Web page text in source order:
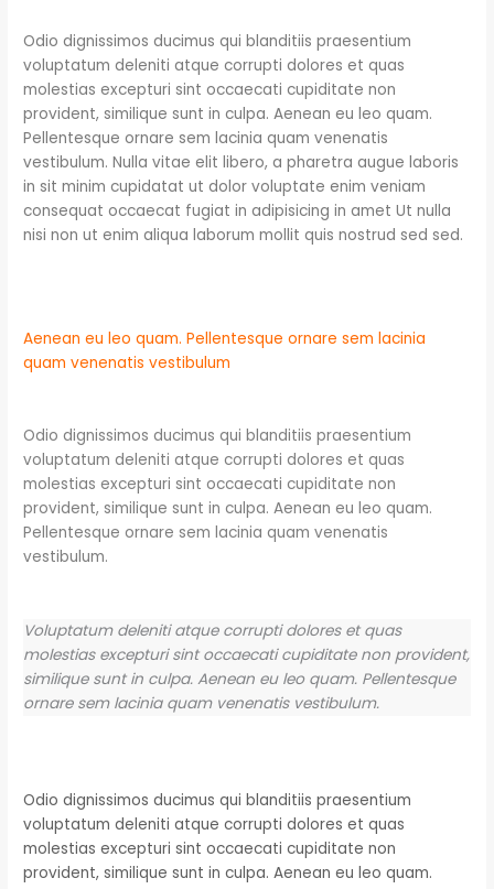
Odio dignissimos ducimus qui blanditiis praesentium
voluptatum deleniti atque corrupti dolores et quas
molestias excepturi sint occaecati cupiditate non
provident, similique sunt in culpa. Aenean eu leo quam.
Pellentesque ornare sem lacinia quam venenatis
vestibulum. Nulla vitae elit libero, a pharetra augue laboris
in sit minim cupidatat ut dolor voluptate enim veniam
consequat occaecat fugiat in adipisicing in amet Ut nulla
nisi non ut enim aliqua laborum mollit quis nostrud sed sed.
Aenean eu leo quam. Pellentesque ornare sem lacinia
quam venenatis vestibulum
Odio dignissimos ducimus qui blanditiis praesentium
voluptatum deleniti atque corrupti dolores et quas
molestias excepturi sint occaecati cupiditate non
provident, similique sunt in culpa. Aenean eu leo quam.
Pellentesque ornare sem lacinia quam venenatis
vestibulum.
Voluptatum deleniti atque corrupti dolores et quas
molestias excepturi sint occaecati cupiditate non provident,
similique sunt in culpa. Aenean eu leo quam. Pellentesque
ornare sem lacinia quam venenatis vestibulum.
Odio dignissimos ducimus qui blanditiis praesentium
voluptatum deleniti atque corrupti dolores et quas
molestias excepturi sint occaecati cupiditate non
provident, similique sunt in culpa. Aenean eu leo quam.